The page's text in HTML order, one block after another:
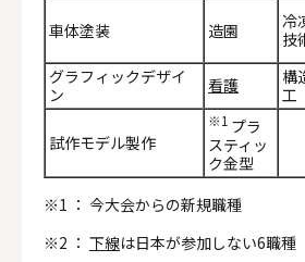
車体塗装 造園
冷
技
グラフィックデザイ
ン
看護
構
工
試作モデル製作
※1 プラ
スティッ
ク金型
※1 ： 今大会からの新規職種
※2 ： 下線は日本が参加しない6職種